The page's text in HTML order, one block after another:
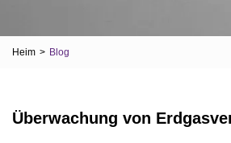
Heim > Blog
Überwachung von